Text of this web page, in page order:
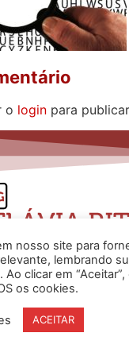
o login para
www.flaviarita.com
Rita Cursos Online
os direitos reservados
nosso site para
lembrando
clicar em
os cookies.
ACEITAR